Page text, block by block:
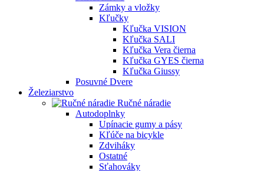
Zámky a vložky
Kľučky
Kľučka VISION
Kľučka SALI
Kľučka Vera čierna
Kľučka GYES čierna
Kľučka Giussy
Posuvné Dvere
Železiarstvo
Ručné náradie
Autodoplnky
Upínacie gumy a pásy
Kľúče na bicykle
Zdviháky
Ostatné
Sťahováky